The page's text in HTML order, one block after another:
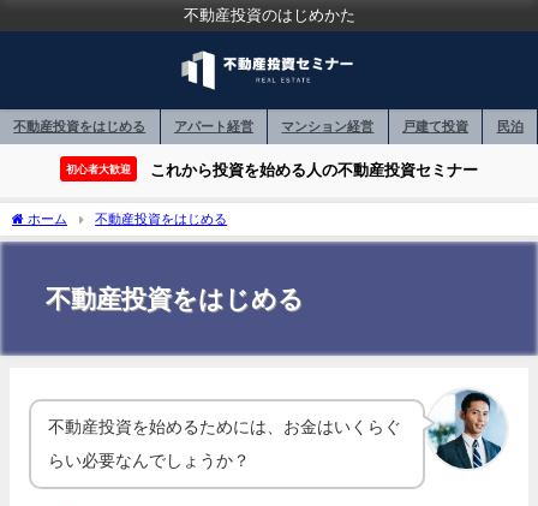
不動産投資のはじめかた
不動産投資をはじめる アパート経営 マンション経営 戸建て投資 民泊
初心者大歓迎 これから投資を始める人の不動産投資セミナー
ホーム 不動産投資をはじめる
不動産投資をはじめる
不動産投資を始めるためには、お金はいくらぐ
らい必要なんでしょうか？